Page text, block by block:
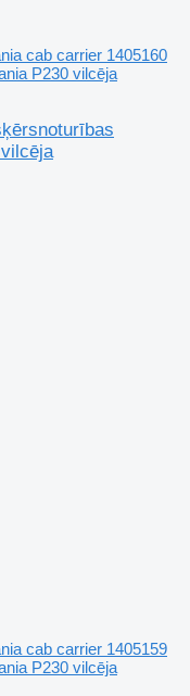
cab carrier 1405160
P230 vilcēja
cab carrier 1405159
P230 vilcēja